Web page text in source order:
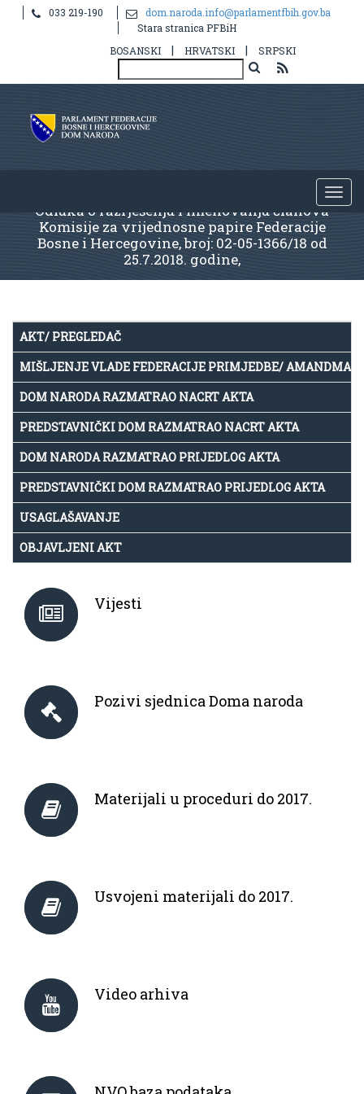
033 219-190
dom.naroda.info@parlamentfbih.gov.ba
Stara stranica PFBiH
BOSANSKI
| HRVATSKI | SRPSKI
Odluka o razrješenju i imenovanju članova
Komisije za vrijednosne papire Federacije
Bosne i Hercegovine, broj: 02-05-1366/18 od
25.7.2018. godine,
AKT/ PREGLEDAČ
MIŠLJENJE VLADE FEDERACIJE PRIMJEDBE/
DOM NARODA RAZMATRAO NACRT AKTA
PREDSTAVNIČKI DOM RAZMATRAO NACRT AKTA
DOM NARODA RAZMATRAO PRIJEDLOG AKTA
PREDSTAVNIČKI DOM RAZMATRAO PRIJEDLOG AKTA
USAGLAŠAVANJE
OBJAVLJENI AKT
Vijesti
Pozivi sjednica Doma naroda
Materijali u proceduri do 2017.
Usvojeni materijali do 2017.
Video arhiva